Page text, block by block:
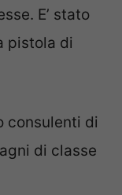
E’ stato
pistola di
consulenti di
di classe